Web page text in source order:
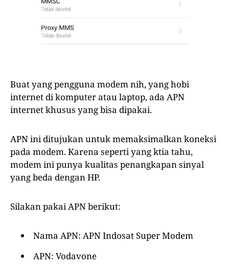
Buat yang pengguna modem nih, yang hobi
internet di komputer atau laptop, ada APN
internet khusus yang bisa dipakai.
APN ini ditujukan untuk memaksimalkan koneksi
pada modem. Karena seperti yang ktia tahu,
modem ini punya kualitas penangkapan sinyal
yang beda dengan HP.
Silakan pakai APN berikut:
Nama APN: APN Indosat Super Modem
APN: Vodavone